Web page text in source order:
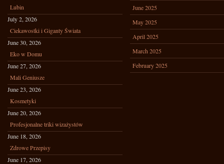
Lubin
July 2, 2026
Ciekawostki i Giganty Świata
June 30, 2026
Eko w Domu
June 27, 2026
Mali Geniusze
June 23, 2026
Kosmetyki
June 20, 2026
Profesjonalne triki wizażystów
June 18, 2026
Zdrowe Przepisy
June 17, 2026
June 2025
May 2025
April 2025
March 2025
February 2025